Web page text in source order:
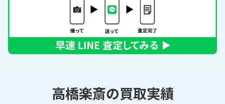
高橋楽斎の買取実績